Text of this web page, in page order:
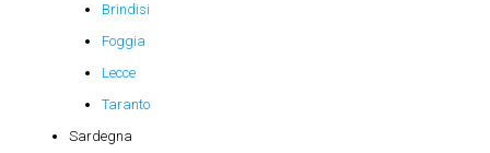
Brindisi
Foggia
Lecce
Taranto
Sardegna